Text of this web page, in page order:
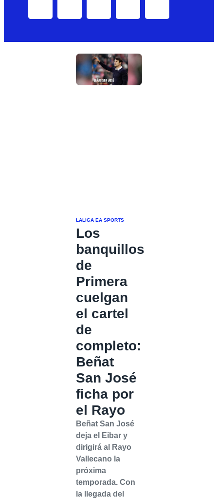
LALIGA EA SPORTS
Los
banquillos
de
Primera
cuelgan
el cartel
de
completo:
Beñat
San José
ficha por
el Rayo
Beñat San José
deja el Eibar y
dirigirá al Rayo
Vallecano la
próxima
temporada. Con
la llegada del